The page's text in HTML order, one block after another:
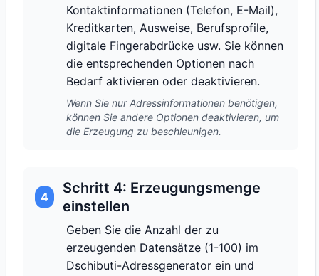
Kontaktinformationen (Telefon, E-Mail),
Kreditkarten, Ausweise, Berufsprofile,
digitale Fingerabdrücke usw. Sie können
die entsprechenden Optionen nach
Bedarf aktivieren oder deaktivieren.
Wenn Sie nur Adressinformationen benötigen,
können Sie andere Optionen deaktivieren, um
die Erzeugung zu beschleunigen.
4
Schritt 4: Erzeugungsmenge
einstellen
Geben Sie die Anzahl der zu
erzeugenden Datensätze (1-100) im
Dschibuti-Adressgenerator ein und